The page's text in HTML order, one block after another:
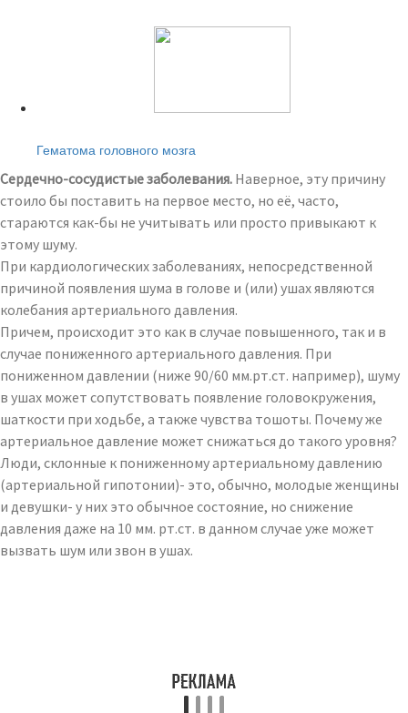
Гематома головного мозга
Сердечно-сосудистые заболевания. Наверное, эту причину
стоило бы поставить на первое место, но её, часто,
стараются как-бы не учитывать или просто привыкают к
этому шуму.
При кардиологических заболеваниях, непосредственной
причиной появления шума в голове и (или) ушах являются
колебания артериального давления.
Причем, происходит это как в случае повышенного, так и в
случае пониженного артериального давления. При
пониженном давлении (ниже 90/60 мм.рт.ст. например), шуму
в ушах может сопутствовать появление головокружения,
шаткости при ходьбе, а также чувства тошоты. Почему же
артериальное давление может снижаться до такого уровня?
Люди, склонные к пониженному артериальному давлению
(артериальной гипотонии)- это, обычно, молодые женщины
и девушки- у них это обычное состояние, но снижение
давления даже на 10 мм. рт.ст. в данном случае уже может
вызвать шум или звон в ушах.